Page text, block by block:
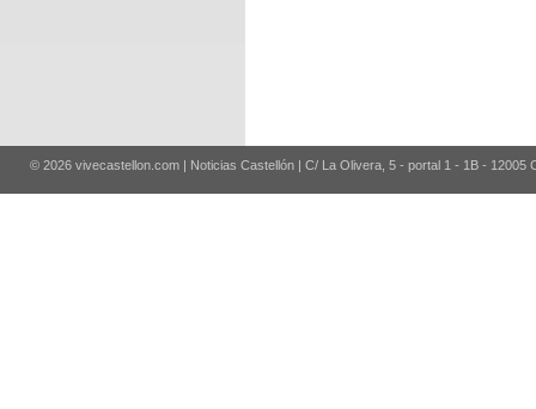
© 2026 vivecastellon.com | Noticias Castellón | C/ La Olivera, 5 - portal 1 - 1B - 12005